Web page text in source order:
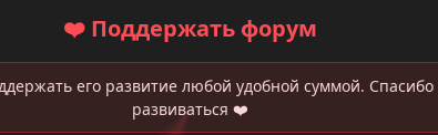
❤️ Поддержать форум
его развитие любой удобной суммой. Спасибо
развиваться ❤️